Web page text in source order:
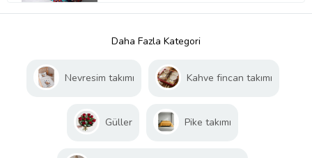
Daha Fazla Kategori
Nevresim takımı Kahve fincan takımı
Güller Pike takımı